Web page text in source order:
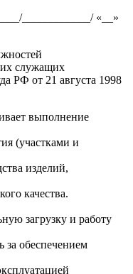
____________/ «__»
служащих
РФ от 21 августа 1998
выполнение
(участками и
изделий,
качества.
загрузку и работу
за обеспечением